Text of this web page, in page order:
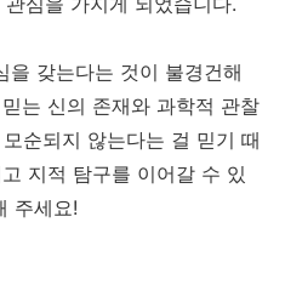
을 갖는다는 것이 불경건해
는 신의 존재와 과학적 관찰
순되지 않는다는 걸 믿기 때
지적 탐구를 이어갈 수 있
주세요!